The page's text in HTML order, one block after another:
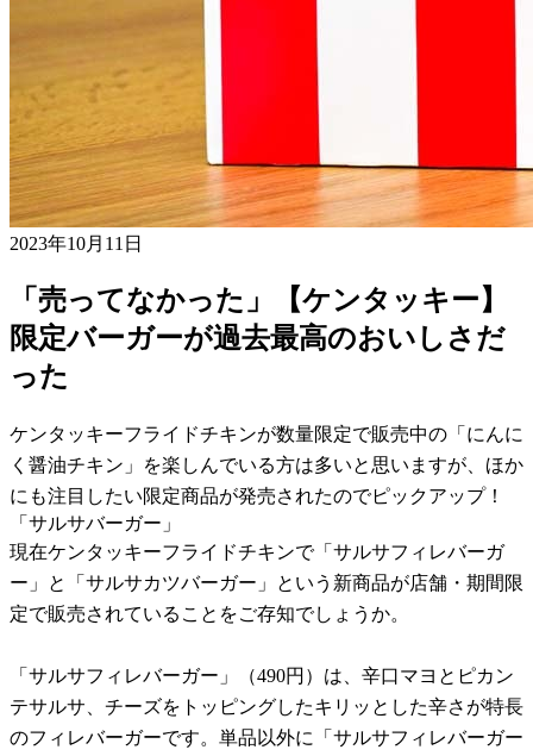
2023年10月11日
「売ってなかった」【ケンタッキー】
限定バーガーが過去最高のおいしさだ
った
ケンタッキーフライドチキンが数量限定で販売中の「にんに
く醤油チキン」を楽しんでいる方は多いと思いますが、ほか
にも注目したい限定商品が発売されたのでピックアップ！
「サルサバーガー」
現在ケンタッキーフライドチキンで「サルサフィレバーガ
ー」と「サルサカツバーガー」という新商品が店舗・期間限
定で販売されていることをご存知でしょうか。
「サルサフィレバーガー」（490円）は、辛口マヨとピカン
テサルサ、チーズをトッピングしたキリッとした辛さが特長
のフィレバーガーです。単品以外に「サルサフィレバーガー